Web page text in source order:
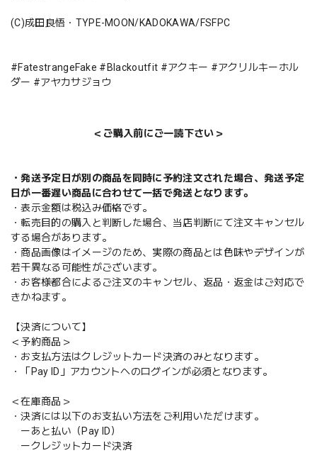
(C)成田良悟・TYPE-MOON/KADOKAWA/FSFPC
#FatestrangeFake #Blackoutfit #アクキー #アクリルキーホル
ダー #アヤカサジョウ
＜ご購入前にご一読下さい＞
・発送予定日が別の商品を同時に予約注文された場合、発送予定
日が一番遅い商品に合わせて一括で発送となります。
・表示金額は税込み価格です。
・転売目的の購入と判断した場合、当店判断にて注文キャンセル
する場合があります。
・商品画像はイメージのため、実際の商品とは色味やデザインが
若干異なる可能性がございます。
・お客様都合によるご注文のキャンセル、返品・返金はご対応で
きかねます。
【決済について】
＜予約商品＞
・お支払方法はクレジットカード決済のみとなります。
・「Pay ID」アカウントへのログインが必須となります。
＜在庫商品＞
・決済には以下のお支払い方法をご利用いただけます。
ーあと払い（Pay ID）
ークレジットカード決済